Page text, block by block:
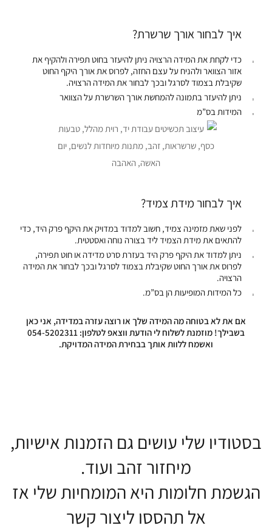
איך לבחור אורך שרשרת?
כדי לקחת את המידה הרצויה ניתן להיעזר בחוט תפירה ולהקיף את
אזור הצוואר ולהניח על עצם החזה, לפרוס את אורך היקף החוט
שקיבלת בצמוד לסרגל ובכך לבחור את המידה הרצויה.
ניתן להיעזר בתמונה להמחשת אורך השרשרת על הצוואר
המידות בס”מ
איך לבחור מידת צמיד?
לפני שאת מזמינה צמיד, חשוב למדוד במדויק את היקף פרק היד, כדי
להתאים את מידת הצמיד ליד בצורה נוחה ואסטטית.
ניתן למדוד את היקף פרק היד בעזרת סרט מדידה או חוט תפירה,
לפרוס את אורך החוט שקיבלת בצמוד לסרגל ובכך לבחור את המידה
הרצויה.
כל המידות המופיעות הן בס”מ.
אם את לא בטוחה מה המידה שלך או רוצה עזרה במדידה, אני כאן
בשבילך! מוזמנת לשלוח לי הודעת ווצאפ לטלפון: 054-5202311
ואשמח ללוות אותך בבחירת המידה המדויקת.
בסטודיו שלי עושים גם הזמנות אישיות,
מיחזור זהב ועוד.
הגשמת חלומות היא המומחיות שלי אז
אל תהססו ליצור קשר